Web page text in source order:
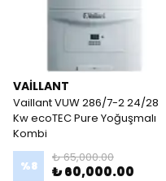
VAİLLANT
Vaillant VUW 286/7-2 24/28
Kw ecoTEC Pure Yoğuşmalı
Kombi
%8
₺ 65,000.00
₺ 60,000.00